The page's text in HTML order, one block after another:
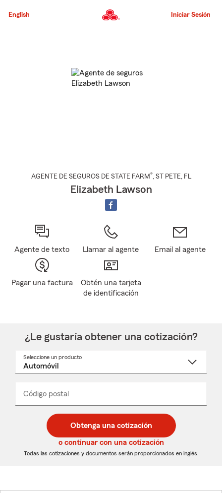
al
principal
English Iniciar Sesión
AGENTE DE SEGUROS DE STATE FARM®, ST PETE, FL
Elizabeth Lawson
Agente de texto Llamar al agente Email al agente
Pagar una factura
Obtén una tarjeta
de identificación
¿Le gustaría obtener una cotización?
Seleccione un producto
desplegable
Código postal
de
5
dígitos
de
5
dígitos
_____
Obtenga una cotización
o continuar con una cotización
Todas las cotizaciones y documentos serán proporcionados en inglés.